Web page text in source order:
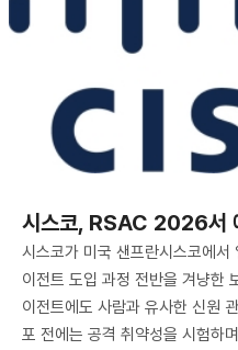
시스코, RSAC 2026서
시스코가 미국 샌프란시스코에
이전트 도입 과정 전반을 겨냥한
이전트에도 사람과 유사한 신원
포 전에는 공격 취약성을 시험하